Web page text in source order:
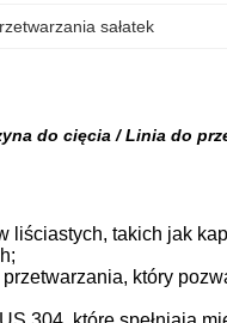
sałatek
do cięcia / Linia do
takich jak
który